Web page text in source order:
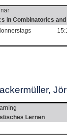
in Combinatorics
Lernen